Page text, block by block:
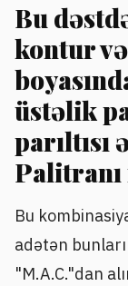
Bu
kontur
üstəlik
parıltısı
Palitranı
Bu
adətən
"M.A.C."dan